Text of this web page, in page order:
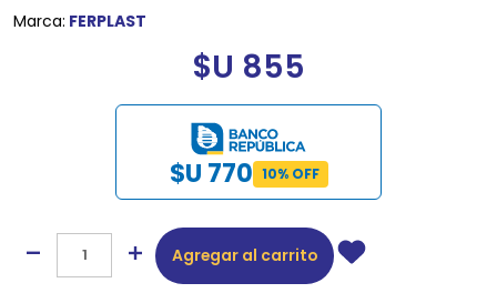
Marca: FERPLAST
$U 855
$U 770 10% OFF
Agregar al carrito